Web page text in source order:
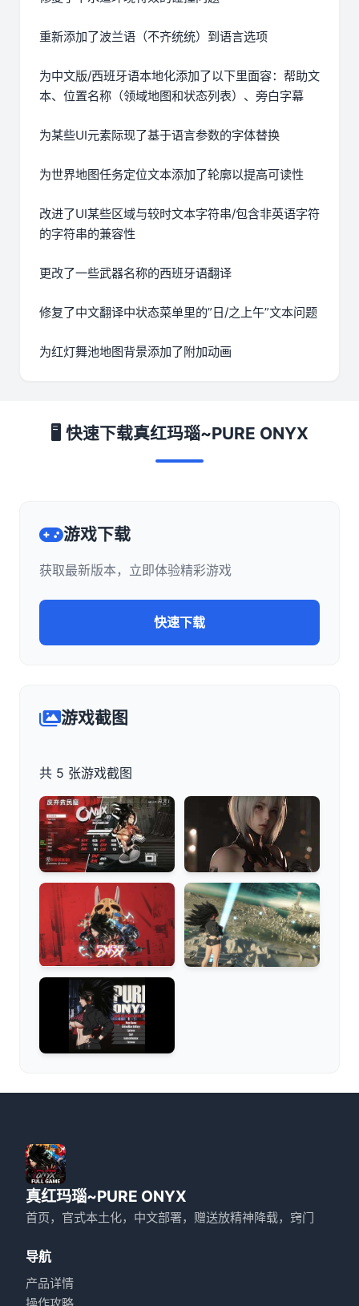
重新添加了波兰语（不齐统统）到语言选项
为中文版/西班牙语本地化添加了以下里面容：帮助文
本、位置名称（领域地图和状态列表）、旁白字幕
为某些UI元素际现了基于语言参数的字体替换
为世界地图任务定位文本添加了轮廓以提高可读性
改进了UI某些区域与较时文本字符串/包含非英语字符
的字符串的兼容性
更改了一些武器名称的西班牙语翻译
修复了中文翻译中状态菜单里的”日/之上午”文本问题
为红灯舞池地图背景添加了附加动画
🖥️ 快速下载真红玛瑙~PURE ONYX
游戏下载
获取最新版本，立即体验精彩游戏
快速下载
游戏截图
共 5 张游戏截图
真红玛瑙~PURE ONYX
首页，官式本土化，中文部署，赠送放精神降载，窍门
导航
产品详情
操作攻略